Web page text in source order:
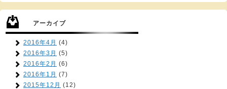
アーカイブ
2016年4月 (4)
2016年3月 (5)
2016年2月 (6)
2016年1月 (7)
2015年12月 (12)